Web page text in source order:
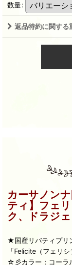
数量:
返品特約に関する
カーサノン
ティ】フェ
ク、ドラジ
★国産リバティプリ
「Felicite（フェリ
☆彡カラー：コーラ